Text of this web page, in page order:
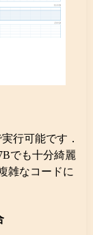
行可能です．
でも十分綺麗
雑なコードに